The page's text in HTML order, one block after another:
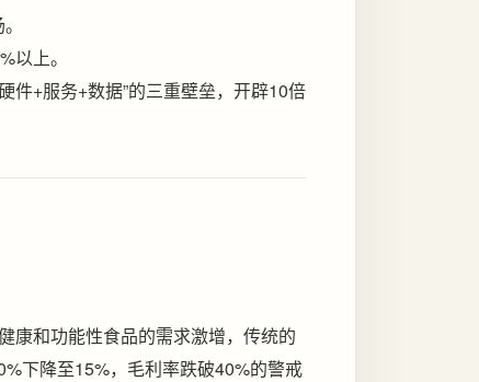
以上。
件+服务+数据”的三重壁垒，开辟10倍
康和功能性食品的需求激增，传统的
下降至15%，毛利率跌破40%的警戒